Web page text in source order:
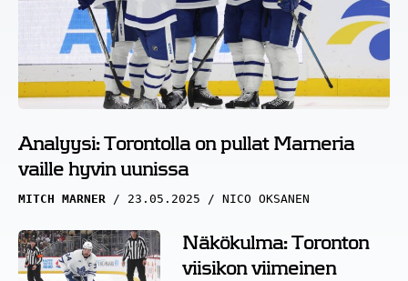
Analyysi: Torontolla on pullat Marneria
vaille hyvin uunissa
MITCH MARNER 23.05.2025 NICO OKSANEN
Näkökulma: Toronton
viisikon viimeinen